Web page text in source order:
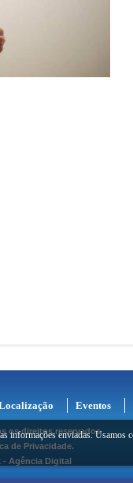
informações enviadas. Usamos
Eventos
os direitos reservados
de Privacidade.
- Agência Digital